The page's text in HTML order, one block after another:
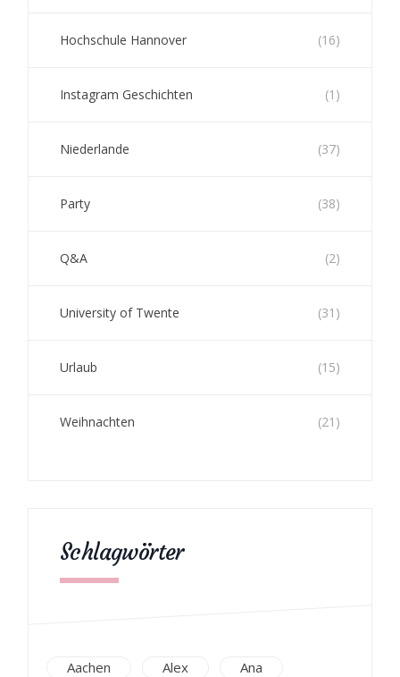
Hochschule Hannover (16)
Instagram Geschichten (1)
Niederlande (37)
Party (38)
Q&A (2)
University of Twente (31)
Urlaub (15)
Weihnachten (21)
Schlagwörter
Aachen Alex
Ana